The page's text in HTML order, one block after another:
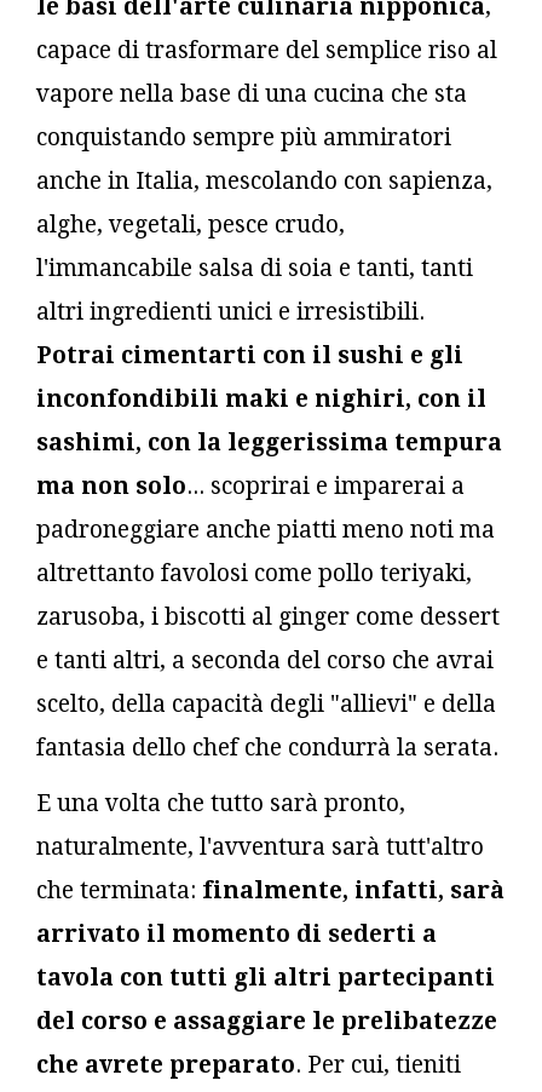
le basi dell'arte culinaria nipponica,
capace di trasformare del semplice riso al
vapore nella base di una cucina che sta
conquistando sempre più ammiratori
anche in Italia, mescolando con sapienza,
alghe, vegetali, pesce crudo,
l'immancabile salsa di soia e tanti, tanti
altri ingredienti unici e irresistibili.
Potrai cimentarti con il sushi e gli
inconfondibili maki e nighiri, con il
sashimi, con la leggerissima tempura
ma non solo... scoprirai e imparerai a
padroneggiare anche piatti meno noti ma
altrettanto favolosi come pollo teriyaki,
zarusoba, i biscotti al ginger come dessert
e tanti altri, a seconda del corso che avrai
scelto, della capacità degli "allievi" e della
fantasia dello chef che condurrà la serata.
E una volta che tutto sarà pronto,
naturalmente, l'avventura sarà tutt'altro
che terminata: finalmente, infatti, sarà
arrivato il momento di sederti a
tavola con tutti gli altri partecipanti
del corso e assaggiare le prelibatezze
che avrete preparato. Per cui, tieniti